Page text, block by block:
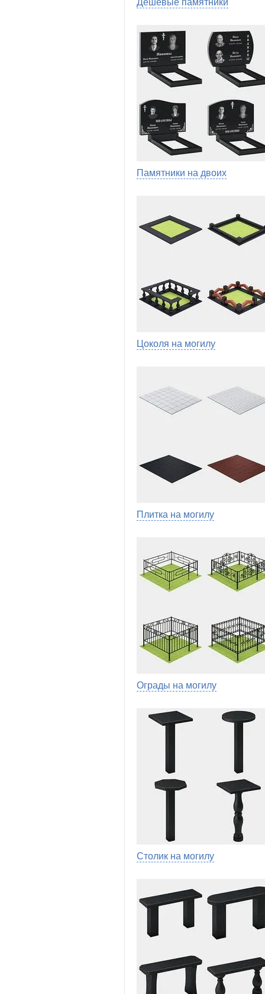
Дешевые памятники
Памятники на двоих
Цоколя на могилу
Плитка на могилу
Ограды на могилу
Столик на могилу